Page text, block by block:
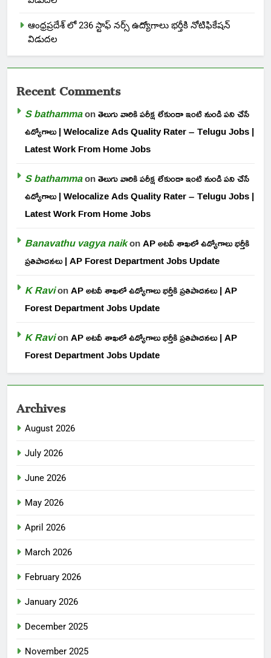
ఆంధ్రప్రదేశ్ లో 236 స్టాఫ్ నర్స్ ఉద్యోగాలు భర్తీకి నోటిఫికేషన్
విడుదల
Recent Comments
S bathammaonతెలుగు వారికి పరీక్ష లేకుండా ఇంటి నుండి పని చేసే
ఉద్యోగాలు | Welocalize Ads Quality Rater – Telugu Jobs |
Latest Work From Home Jobs
S bathammaonతెలుగు వారికి పరీక్ష లేకుండా ఇంటి నుండి పని చేసే
ఉద్యోగాలు | Welocalize Ads Quality Rater – Telugu Jobs |
Latest Work From Home Jobs
Banavathu vagya naikonAP అటవీ శాఖలో ఉద్యోగాలు భర్తీకి
ప్రతిపాదనలు | AP Forest Department Jobs Update
K RavionAP అటవీ శాఖలో ఉద్యోగాలు భర్తీకి ప్రతిపాదనలు | AP
Forest Department Jobs Update
K RavionAP అటవీ శాఖలో ఉద్యోగాలు భర్తీకి ప్రతిపాదనలు | AP
Forest Department Jobs Update
Archives
August 2026
July 2026
June 2026
May 2026
April 2026
March 2026
February 2026
January 2026
December 2025
November 2025